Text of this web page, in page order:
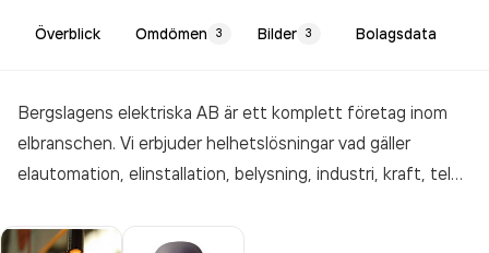
Överblick Omdömen 3 Bilder 3 Bolagsdata
Bergslagens elektriska AB är ett komplett företag inom
elbranschen. Vi erbjuder helhetslösningar vad gäller
elautomation, elinstallation, belysning, industri, kraft, tele,
både miljö och energisparåtgärder. Företagets inriktningar